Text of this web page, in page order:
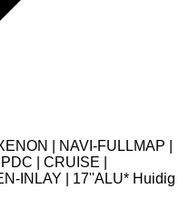
| NAVI-FULLMAP |
| CRUISE |
INLAY | 17''ALU* Huidig